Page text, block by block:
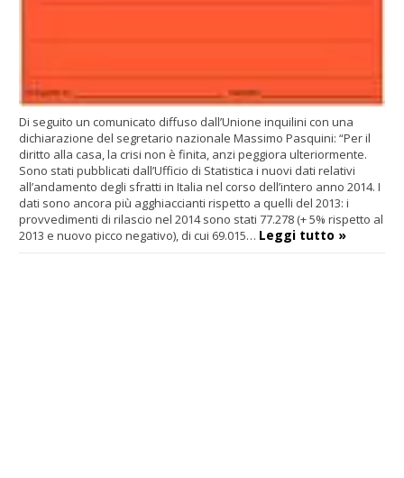
Di seguito un comunicato diffuso dall’Unione inquilini con una
dichiarazione del segretario nazionale Massimo Pasquini: “Per il
diritto alla casa, la crisi non è finita, anzi peggiora ulteriormente.
Sono stati pubblicati dall’Ufficio di Statistica i nuovi dati relativi
all’andamento degli sfratti in Italia nel corso dell’intero anno 2014. I
dati sono ancora più agghiaccianti rispetto a quelli del 2013: i
provvedimenti di rilascio nel 2014 sono stati 77.278 (+ 5% rispetto al
2013 e nuovo picco negativo), di cui 69.015… Leggi tutto »